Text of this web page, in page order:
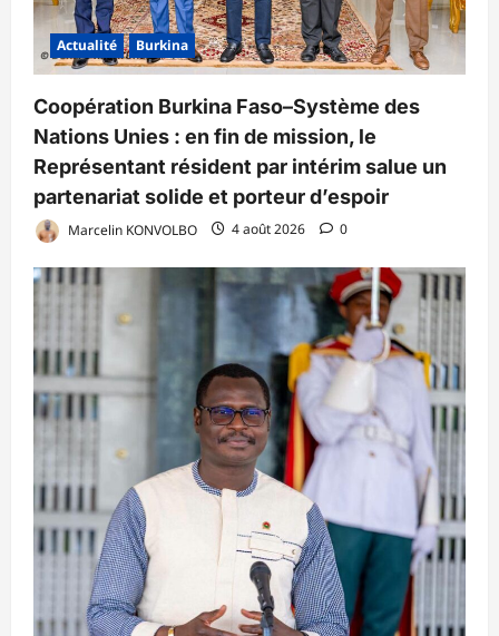
Actualité Burkina
Coopération Burkina Faso–Système des
Nations Unies : en fin de mission, le
Représentant résident par intérim salue un
partenariat solide et porteur d’espoir
Marcelin KONVOLBO 4 août 2026 0